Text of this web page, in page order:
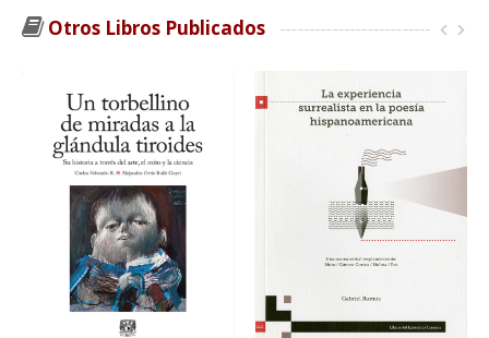
Otros Libros Publicados